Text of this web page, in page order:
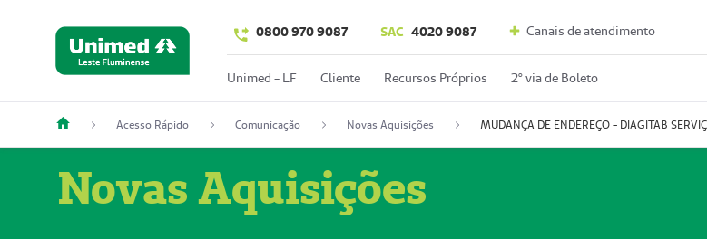
0800 970 9087 SAC 4020 9087 Canais de atendimento
Unimed - LF Cliente Recursos Próprios 2º via de Boleto
Acesso Rápido Comunicação Novas Aquisições
Novas Aquisições